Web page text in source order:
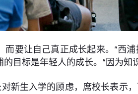
而要让自己真正成长起来。”西
目标是年轻人的成长。“因为
新生入学的顾虑，席校长表示